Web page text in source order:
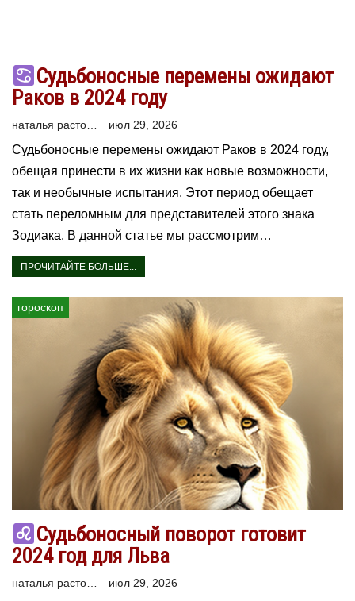
Судьбоносные перемены ожидают
Раков в 2024 году
наталья расторгуева июл 29, 2026
Судьбоносные перемены ожидают Раков в 2024 году,
обещая принести в их жизни как новые возможности,
так и необычные испытания. Этот период обещает
стать переломным для представителей этого знака
Зодиака. В данной статье мы рассмотрим…
ПРОЧИТАЙТЕ БОЛЬШЕ...
гороскоп
Судьбоносный поворот готовит
2024 год для Льва
наталья расторгуева июл 29, 2026